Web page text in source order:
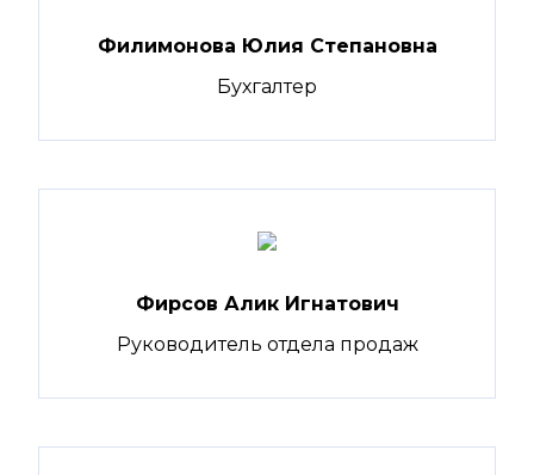
Филимонова Юлия Степановна
Бухгалтер
Фирсов Алик Игнатович
Руководитель отдела продаж